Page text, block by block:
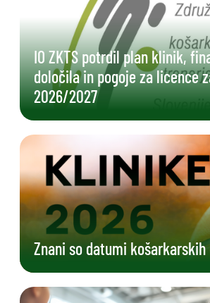
IO ZKTS potrdil plan klinik,
določila in pogoje za licence
2026/2027
Znani so datumi